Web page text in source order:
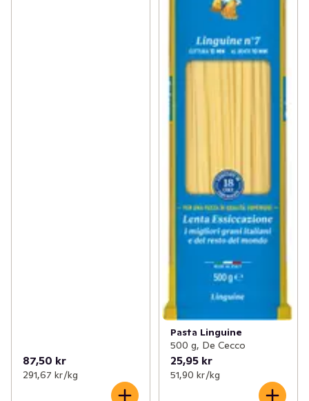
87,50 kr
291,67 kr /kg
Pasta Linguine
500 g, De Cecco
25,95 kr
51,90 kr /kg